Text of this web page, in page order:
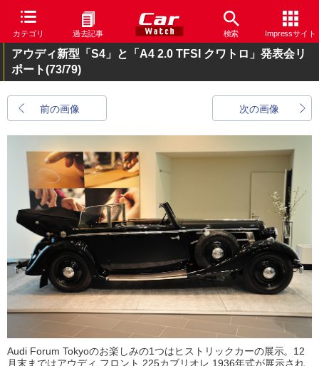
カテゴリ 過去記事 検索 Impressサイト
アウディ新型「S4」と「A4 2.0 TFSI クワトロ」発表会リ
ポート(73/79)
前の画像 次の画像
Audi Forum Tokyoのお楽しみの1つはヒストリックカーの展示。12
月末まではアウディ フロント 225カブリオレ 1936年式が展示され